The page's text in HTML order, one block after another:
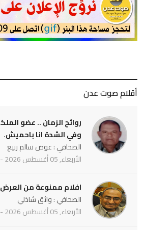
أقلام صوت عدن
وفي الشدة انا باحميش.
الصحافي : عوض سالم ربيع
الأربعاء, 05 أغسطس 2026 - 10:03 م
افلام ممنوعة من العرض
الصحافي : واثق شاذلي
الأربعاء, 05 أغسطس 2026 - 09:59 م